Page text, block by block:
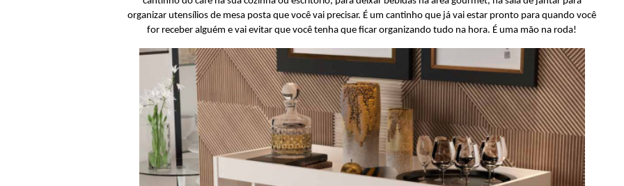
organizar utensílios de mesa posta que você vai precisar. É um cantinho que já vai estar pronto para quando você
for receber alguém e vai evitar que você tenha que ficar organizando tudo na hora. É uma mão na roda!